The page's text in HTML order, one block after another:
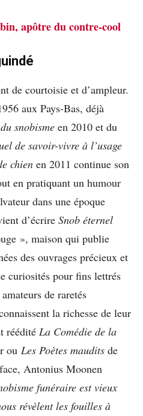
apôtre du contre-cool
de courtoisie et d’ampleur.
aux Pays-Bas, déjà
snobisme en 2010 et du
de savoir-vivre à l’usage
chien en 2011 continue son
en pratiquant un humour
dans une époque
d’écrire Snob éternel
», maison qui publie
des ouvrages précieux et
curiosités pour fins lettrés
de raretés
la richesse de leur
réédité La Comédie de la
ou Les Poètes maudits de
Antonius Moonen
funéraire est vieux
révèlent les fouilles à